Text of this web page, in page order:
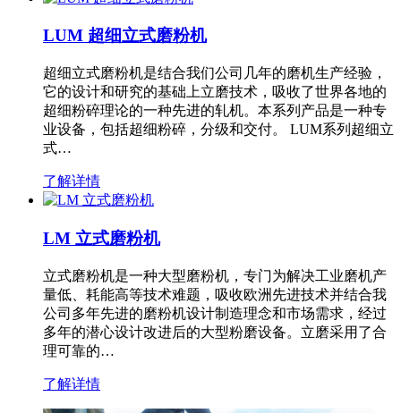
LUM 超细立式磨粉机
超细立式磨粉机是结合我们公司几年的磨机生产经验，
它的设计和研究的基础上立磨技术，吸收了世界各地的
超细粉碎理论的一种先进的轧机。本系列产品是一种专
业设备，包括超细粉碎，分级和交付。 LUM系列超细立
式…
了解详情
LM 立式磨粉机
立式磨粉机是一种大型磨粉机，专门为解决工业磨机产
量低、耗能高等技术难题，吸收欧洲先进技术并结合我
公司多年先进的磨粉机设计制造理念和市场需求，经过
多年的潜心设计改进后的大型粉磨设备。立磨采用了合
理可靠的…
了解详情